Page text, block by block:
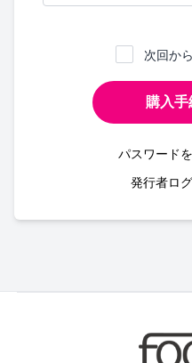
次回か
購入
パスワード
発行者ロ